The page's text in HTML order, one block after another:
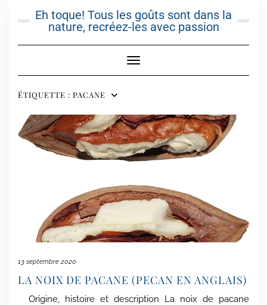
Eh toque! Tous les goûts sont dans la
nature, recréez-les avec passion
Toggle Navigation
ÉTIQUETTE : PACANE
13 septembre 2020
LA NOIX DE PACANE (PECAN EN ANGLAIS)
Origine, histoire et description La noix de pacane